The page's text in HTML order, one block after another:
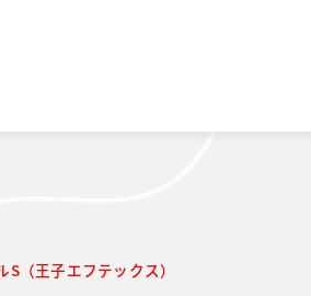
S（王子エフテックス）